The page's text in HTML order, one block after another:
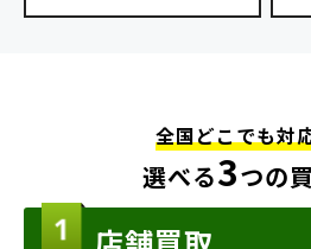
全国どこでも対
選べる3つの